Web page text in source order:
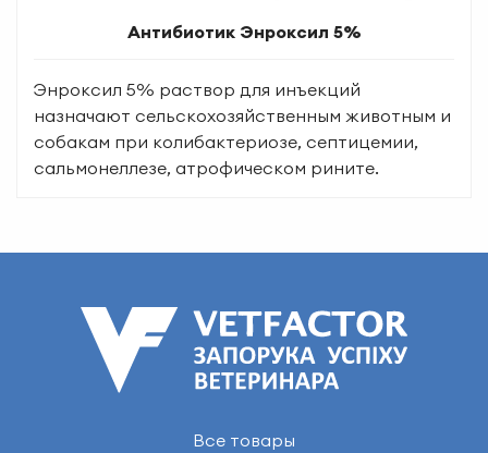
Антибиотик Энроксил 5%
Энроксил 5% раствор для инъекций
назначают сельскохозяйственным животным и
собакам при колибактериозе, септицемии,
сальмонеллезе, атрофическом рините.
Все товары